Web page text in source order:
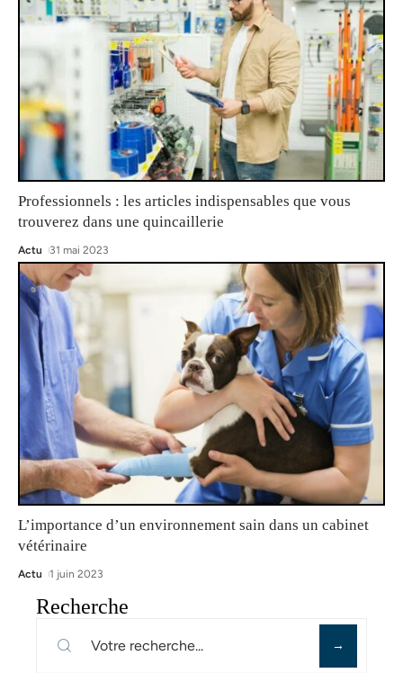
Professionnels : les articles indispensables que vous
trouverez dans une quincaillerie
Actu 31 mai 2023
L’importance d’un environnement sain dans un cabinet
vétérinaire
Actu 1 juin 2023
Recherche